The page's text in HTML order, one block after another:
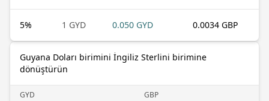
5% 1 GYD 0.050 GYD 0.0034 GBP
Guyana Doları birimini İngiliz Sterlini birimine
dönüştürün
GYD GBP